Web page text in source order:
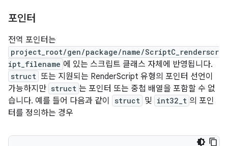
포인터
전역 포인터는
project_root/gen/package/name/ScriptC_renderscr
ipt_filename 에 있는 스크립트 클래스 자체에 반영됩니다.
struct 또는 지원되는 RenderScript 유형의 포인터 선언이
가능하지만 struct 는 포인터 또는 중첩 배열을 포함할 수 없
습니다. 예를 들어 다음과 같이
struct 및 int32_t 의 포인
터를 정의하는 경우